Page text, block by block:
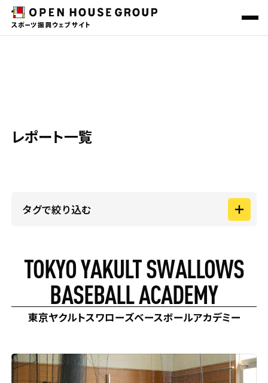
地域共創プロジェクト
レポート一覧
タグで絞り込む
#キャンペーン #試合 / イベント #その他
対象者
#東京ヤクルトスワローズ
TOKYO YAKULT SWALLOWS
BASEBALL ACADEMY
東京ヤクルトスワローズベースボールアカデミー